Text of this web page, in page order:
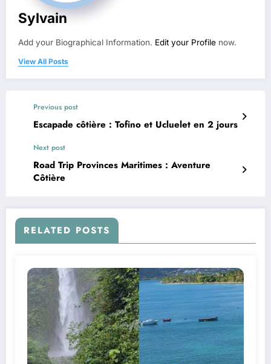
Sylvain
Add your Biographical Information. Edit your Profile now.
View All Posts
Previous post
Escapade côtière : Tofino et Ucluelet en 2 jours
Next post
Road Trip Provinces Maritimes : Aventure
Côtière
RELATED POSTS